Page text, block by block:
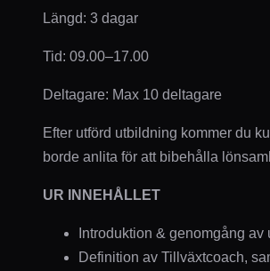
Längd: 3 dagar
Tid: 09.00–17.00
Deltagare: Max 10 deltagare
Efter utförd utbildning kommer du
borde anlita för att bibehålla
UR INNEHÅLLET
Introduktion & genomgång av
Definition av Tillväxtcoach,